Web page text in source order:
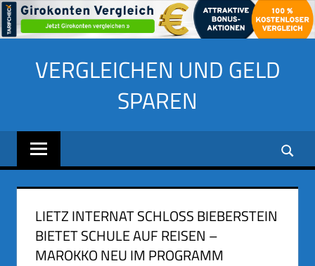
VERGLEICHEN UND GELD
SPAREN
LIETZ INTERNAT SCHLOSS BIEBERSTEIN
BIETET SCHULE AUF REISEN –
MAROKKO NEU IM PROGRAMM